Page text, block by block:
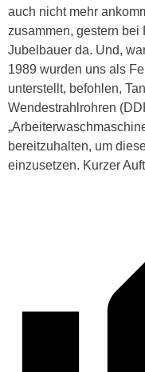
auch nicht mehr
zusammen, gestern bei
Jubelbauer da. Und,
1989 wurden uns als
unterstellt, befohlen,
Wendestrahlrohren
bereitzuhalten, um
einzusetzen. Kurzer